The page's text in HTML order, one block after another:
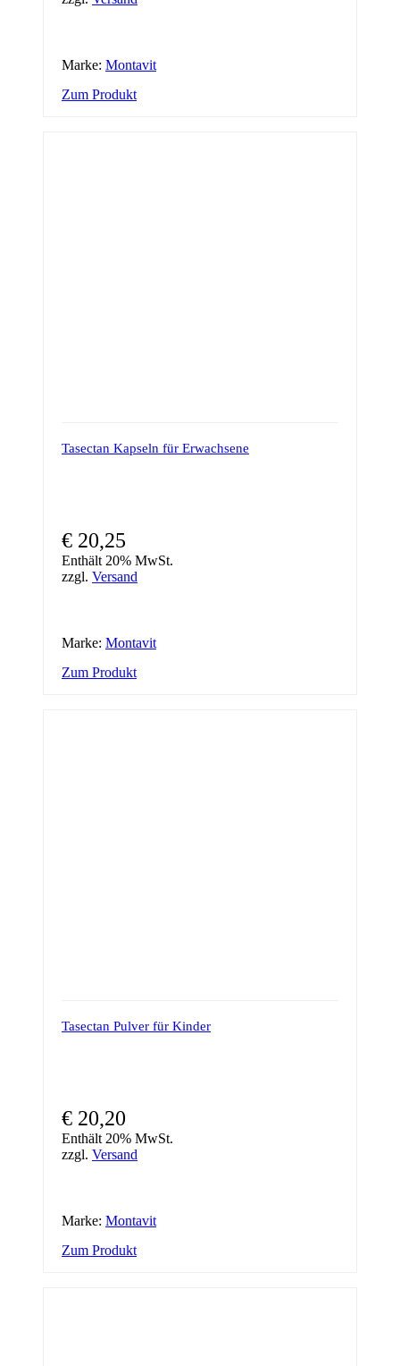
Marke: Montavit
Zum Produkt
Tasectan Kapseln für Erwachsene
€ 20,25
Enthält 20% MwSt.
zzgl. Versand
Marke: Montavit
Zum Produkt
Tasectan Pulver für Kinder
€ 20,20
Enthält 20% MwSt.
zzgl. Versand
Marke: Montavit
Zum Produkt